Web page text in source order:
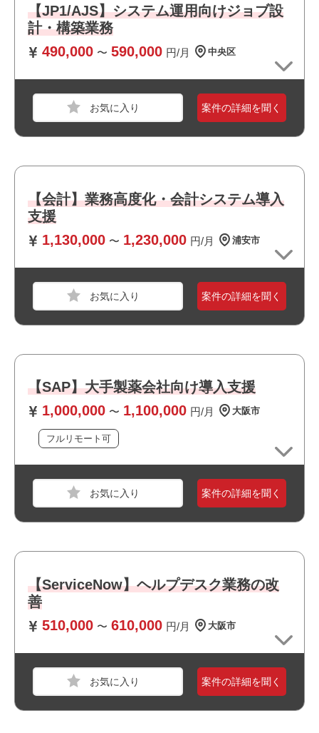
【JP1/AJS】システム運用向けジョブ設
計・構築業務
490,000 〜 590,000 円/月 中央区
案件の詳細を聞く
【会計】業務高度化・会計システム導入
支援
1,130,000 〜 1,230,000 円/月 浦安市
・幅広い年齢層の方が活躍しています
・選考スピードの速い案件です
案件の詳細を聞く
【SAP】大手製薬会社向け導入支援
1,000,000 〜 1,100,000 円/月 大阪市
フルリモート可
業界
サービス
スキル
Windows
たは運用保守経験
・ベンダー成果物（仕様書、テスト結果等）のレビュー経
・フルリモート案件です
・最新技術に携われます
・幅広い年齢層の方が活躍しています
案件の詳細を聞く
【ServiceNow】ヘルプデスク業務の改
善
510,000 〜 610,000 円/月 大阪市
業界
サービス
スキル
・ServiceNowの運用業務を一人称で対応可能な方
・最新技術に携われます
・幅広い年齢層の方が活躍しています
案件の詳細を聞く
業界
運輸・交通・物流・倉庫
スキル
Windows
必須スキル
・業務可視化の実務経験（業務プロセス図（As-Is／To-B
e）の作成経験）
・自動車業界での実務経験
・パワートレインまたは制御開発に関する知識
おすすめポイント
・リモート勤務併用可能です
・上流工程に携われます
・大手企業の案件です
・長期就業が見込める案件です
職種
システムエンジニア
業界
スキル
Java,Windows
必須スキル
・基本設計から移行までの開発経験
下記スキルのいずれか
・Javaによるバッチ処理の設計・開発経験